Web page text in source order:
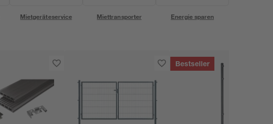
Mietgeräteservice Miettransporter Energie sparen
Bestseller